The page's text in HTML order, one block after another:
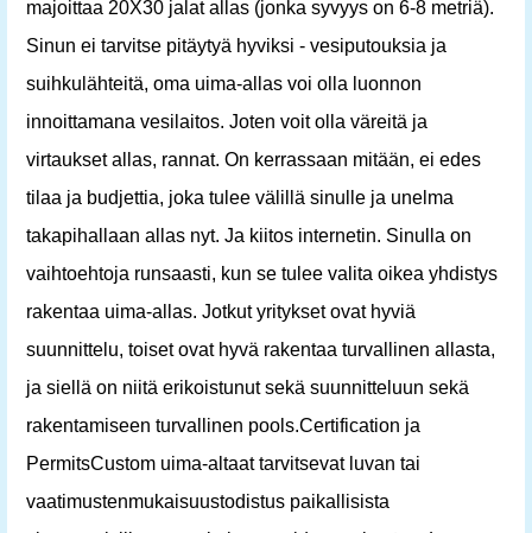
majoittaa 20X30 jalat allas (jonka syvyys on 6-8 metriä).
Sinun ei tarvitse pitäytyä hyviksi - vesiputouksia ja
suihkulähteitä, oma uima-allas voi olla luonnon
innoittamana vesilaitos. Joten voit olla väreitä ja
virtaukset allas, rannat. On kerrassaan mitään, ei edes
tilaa ja budjettia, joka tulee välillä sinulle ja unelma
takapihallaan allas nyt. Ja kiitos internetin. Sinulla on
vaihtoehtoja runsaasti, kun se tulee valita oikea yhdistys
rakentaa uima-allas. Jotkut yritykset ovat hyviä
suunnittelu, toiset ovat hyvä rakentaa turvallinen allasta,
ja siellä on niitä erikoistunut sekä suunnitteluun sekä
rakentamiseen turvallinen pools.Certification ja
PermitsCustom uima-altaat tarvitsevat luvan tai
vaatimustenmukaisuustodistus paikallisista